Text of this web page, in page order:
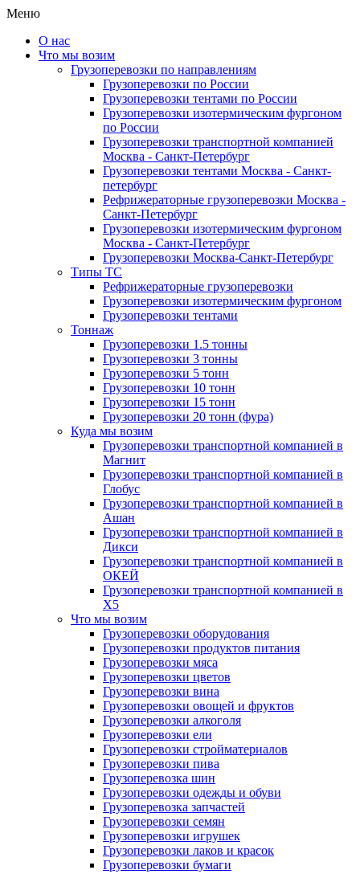
Меню
О нас
Что мы возим
Грузоперевозки по направлениям
Грузоперевозки по России
Грузоперевозки тентами по России
Грузоперевозки изотермическим фургоном
по России
Грузоперевозки транспортной компанией
Москва - Санкт-Петербург
Грузоперевозки тентами Москва - Санкт-
петербург
Рефрижераторные грузоперевозки Москва -
Санкт-Петербург
Грузоперевозки изотермическим фургоном
Москва - Санкт-Петербург
Грузоперевозки Москва-Санкт-Петербург
Типы ТС
Рефрижераторные грузоперевозки
Грузоперевозки изотермическим фургоном
Грузоперевозки тентами
Тоннаж
Грузоперевозки 1.5 тонны
Грузоперевозки 3 тонны
Грузоперевозки 5 тонн
Грузоперевозки 10 тонн
Грузоперевозки 15 тонн
Грузоперевозки 20 тонн (фура)
Куда мы возим
Грузоперевозки транспортной компанией в
Магнит
Грузоперевозки транспортной компанией в
Глобус
Грузоперевозки транспортной компанией в
Ашан
Грузоперевозки транспортной компанией в
Дикси
Грузоперевозки транспортной компанией в
ОКЕЙ
Грузоперевозки транспортной компанией в
X5
Что мы возим
Грузоперевозки оборудования
Грузоперевозки продуктов питания
Грузоперевозки мяса
Грузоперевозки цветов
Грузоперевозки вина
Грузоперевозки овощей и фруктов
Грузоперевозки алкоголя
Грузоперевозки ели
Грузоперевозки стройматериалов
Грузоперевозки пива
Грузоперевозка шин
Грузоперевозки одежды и обуви
Грузоперевозка запчастей
Грузоперевозки семян
Грузоперевозки игрушек
Грузоперевозки лаков и красок
Грузоперевозки бумаги